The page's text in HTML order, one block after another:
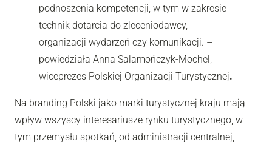
podnoszenia kompetencji, w tym w zakresie
technik dotarcia do zleceniodawcy,
organizacji wydarzeń czy komunikacji. –
powiedziała Anna Salamończyk-Mochel,
wiceprezes Polskiej Organizacji Turystycznej.
Na branding Polski jako marki turystycznej kraju mają
wpływ wszyscy interesariusze rynku turystycznego, w
tym przemysłu spotkań, od administracji centralnej,